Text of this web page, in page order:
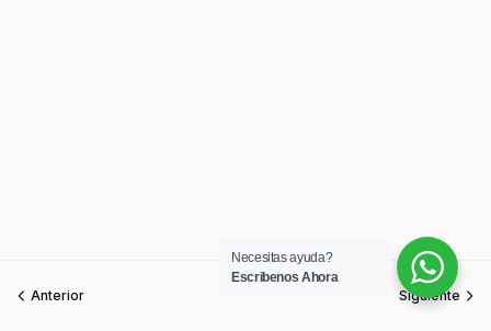
Anterior Siguiente
Necesitas ayuda?
Escribenos Ahora